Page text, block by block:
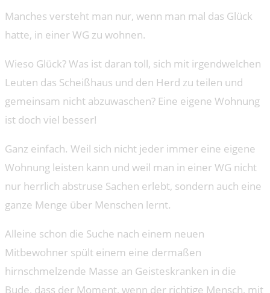
Manches versteht man nur, wenn man mal das Glück
hatte, in einer WG zu wohnen.
Wieso Glück? Was ist daran toll, sich mit irgendwelchen
Leuten das Scheißhaus und den Herd zu teilen und
gemeinsam nicht abzuwaschen? Eine eigene Wohnung
ist doch viel besser!
Ganz einfach. Weil sich nicht jeder immer eine eigene
Wohnung leisten kann und weil man in einer WG nicht
nur herrlich abstruse Sachen erlebt, sondern auch eine
ganze Menge über Menschen lernt.
Alleine schon die Suche nach einem neuen
Mitbewohner spült einem eine dermaßen
hirnschmelzende Masse an Geisteskranken in die
Bude, dass der Moment, wenn der richtige Mensch, mit